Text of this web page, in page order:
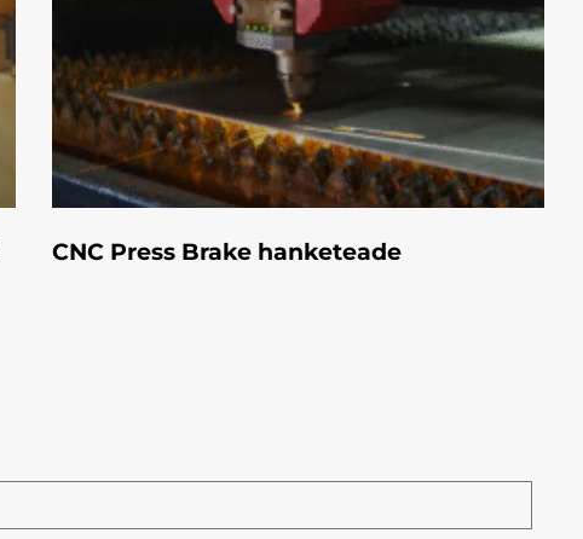
CNC Press Brake hanketeade